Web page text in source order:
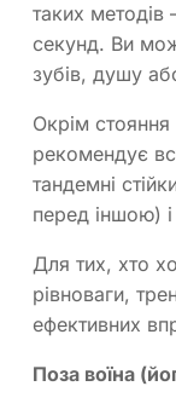
таких методів
секунд. Ви
зубів, душу
Окрім
рекомендує
тандемні
перед іншою)
Для тих, хто
рівноваги,
ефективних
Поза воїна